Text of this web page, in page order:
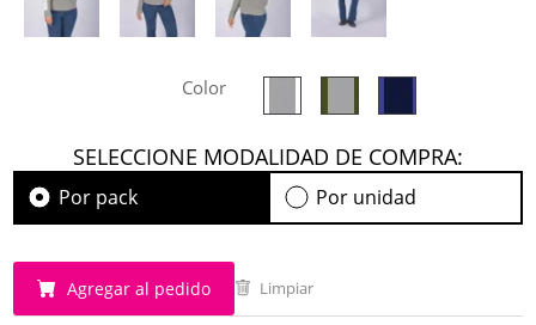
Color
SELECCIONE MODALIDAD DE COMPRA:
Por pack Por unidad
Agregar al pedido Limpiar